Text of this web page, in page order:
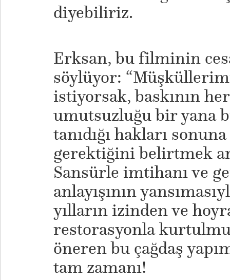
diyebiliriz.
Erksan, bu filminin
söylüyor:
istiyorsak, baskının
umutsuzluğu bir yana
tanıdığı hakları
gerektiğini belirtmek
Sansürle imtihanı ve
anlayışının
yılların izinden ve
restorasyonla
öneren bu çağdaş
tam zamanı!